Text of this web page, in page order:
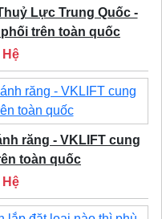
Lực Trung Quốc -
trên toàn quốc
Hệ
răng - VKLIFT cung
toàn quốc
Hệ